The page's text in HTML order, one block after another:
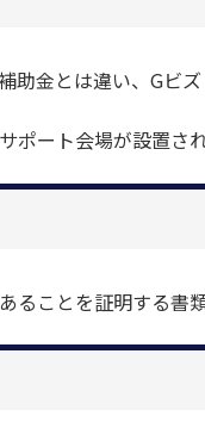
金とは違い、Gビズ
ート会場が設置さ
ことを証明する書